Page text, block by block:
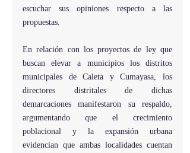
escuchar sus opiniones respecto a las
propuestas.
En relación con los proyectos de ley que
buscan elevar a municipios los distritos
municipales de Caleta y Cumayasa, los
directores distritales de dichas
demarcaciones manifestaron su respaldo,
argumentando que el crecimiento
poblacional y la expansión urbana
evidencian que ambas localidades cuentan